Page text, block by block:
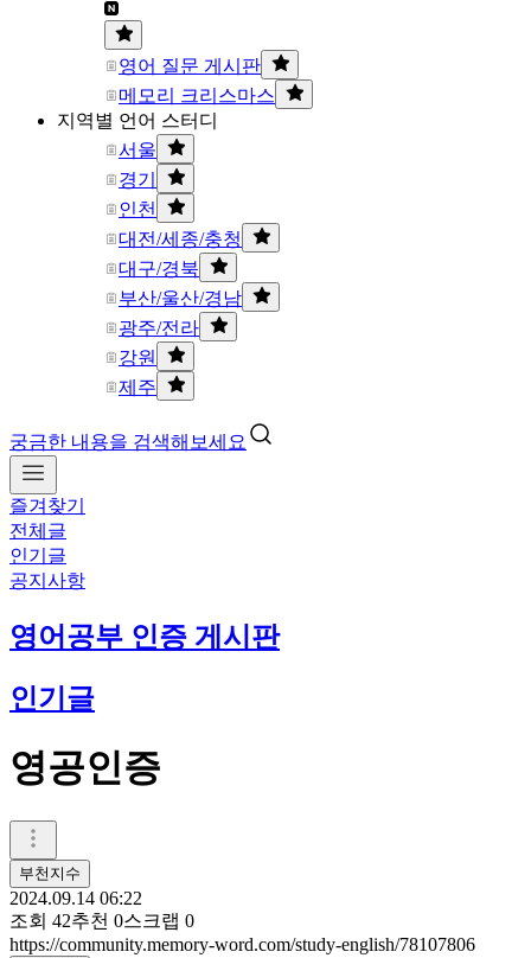
영어 질문 게시판
메모리 크리스마스
지역별 언어 스터디
서울
경기
인천
대전/세종/충청
대구/경북
부산/울산/경남
광주/전라
강원
제주
궁금한 내용을 검색해보세요
즐겨찾기
전체글
인기글
공지사항
영어공부 인증 게시판
인기글
영공인증
부천지수
2024.09.14 06:22
조회 42추천 0스크랩 0
https://community.memory-word.com/study-english/78107806